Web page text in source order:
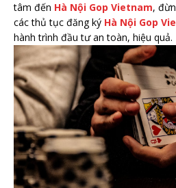
tâm đến Hà Nội Gop Vietnam,
các thủ tục đăng ký Hà Nội Gop
hành trình đầu tư an toàn, hiệu quả.